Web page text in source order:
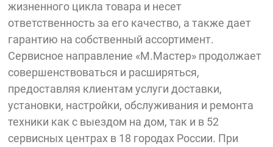
жизненного цикла товара и несет
ответственность за его качество, а также дает
гарантию на собственный ассортимент.
Сервисное направление «М.Мастер» продолжает
совершенствоваться и расширяться,
предоставляя клиентам услуги доставки,
установки, настройки, обслуживания и ремонта
техники как с выездом на дом, так и в 52
сервисных центрах в 18 городах России. При